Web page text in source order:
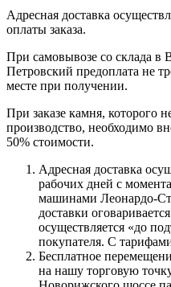
Адресная доставка
оплаты заказа.
При самовывозе со склада в
Петровский предоплата не
месте при получении.
При заказе камня, которого
производство, необходимо
50% стоимости.
Адресная доставка
рабочих дней с
машинами Леонардо-
доставки
осуществляется «до
покупателя. С
Бесплатное
на нашу торговую